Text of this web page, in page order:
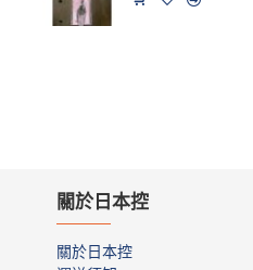
關於日本控
關於日本控